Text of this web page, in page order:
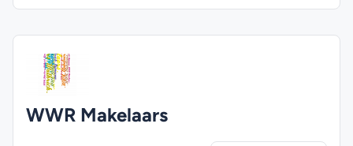
WWR Makelaars